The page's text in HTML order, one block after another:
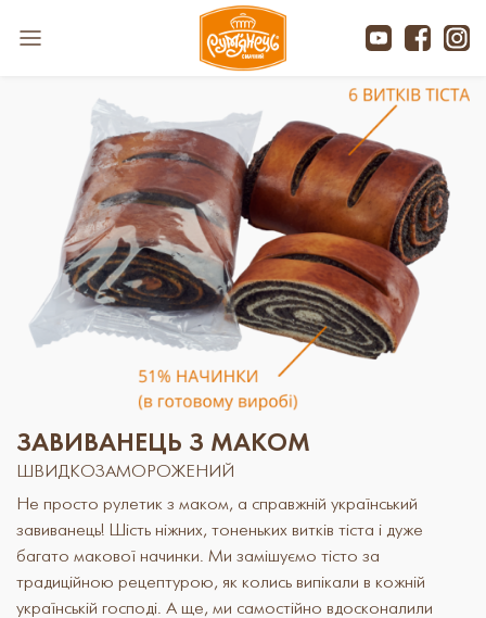
ЗАВИВАНЕЦЬ З МАКОМ
ШВИДКОЗАМОРОЖЕНИЙ
Не просто рулетик з маком, а справжній український
завиванець! Шість ніжних, тоненьких витків тіста і дуже
багато макової начинки. Ми замішуємо тісто за
традиційною рецептурою, як колись випікали в кожній
українській господі. А ще, ми самостійно вдосконалили